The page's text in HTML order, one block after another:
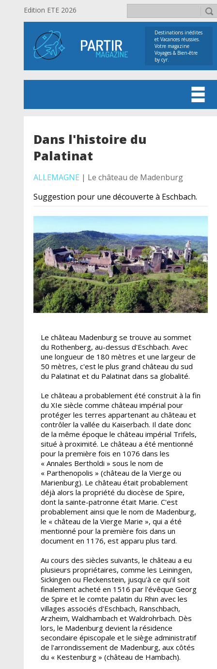
Edition ETE 2026
Destinations inédites
et Vacances réussies.
Votre magazine
Voyages & Bien-être
by cyr.
Dans l'histoire du
Palatinat
ALLEMAGNE | Le château de Madenburg
Suggestion pour une découverte à Eschbach.
Le château Madenburg se trouve au sommet
du Rothenberg, au-dessus d'Eschbach. Avec
une longueur de 180 mètres et une largeur de
50 mètres, c'est le plus grand château du sud
du Palatinat et du Palatinat dans sa globalité.
Le château a probablement été construit à la fin
du XIe siècle comme château impérial pour
protéger les terres appartenant au château et
contrôler la vallée du Kaiserbach. Il date donc
de la même époque le château impérial Trifels,
situé à proximité. Le château a été mentionné
pour la première fois en 1076 dans les
« Annales Bertholdi » sous le nom de
« Parthenopolis » (château de la Vierge ou
Marienburg). Le château était probablement
déjà alors la propriété du diocèse de Spire,
dont la sainte-patronne était Marie. C'est
probablement ainsi que le nom de Madenburg,
le « château de la Vierge Marie », qui a été
mentionné pour la première fois dans un
document en 1176, est apparu plus tard.
Au cours des siècles suivants, le château a eu
plusieurs propriétaires, comme les Leiningen,
Sickingen ou Fleckenstein, jusqu'à ce qu'il soit
finalement acheté en 1516 par l'évêque Georg
de Spire et le comte palatin du Rhin avec les
villages associés d'Eschbach, Ranschbach,
Arzheim, Waldhambach et Waldrohrbach. Dès
lors, le Madenburg devient la résidence
secondaire épiscopale et le siège administratif
de l'arrondissement de Madenburg, aux côtés
du « Kestenburg » (château de Hambach).